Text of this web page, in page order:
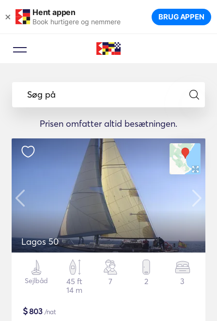
× Hent appen
Book hurtigere og nemmere BRUG APPEN
Søg på
Prisen omfatter altid besætningen.
Lagos 50
Sejlbåd
45 ft
14 m
7 2 3
$803 /nat